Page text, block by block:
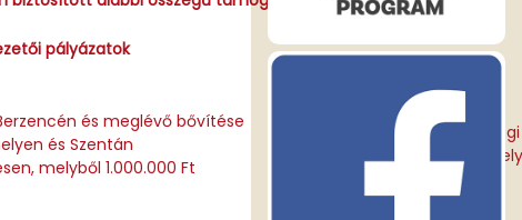
pályázatok
és meglévő bővítése
és Szentán
melyből 1.000.000 Ft
Buszmegálló
8.500.000,- forint,